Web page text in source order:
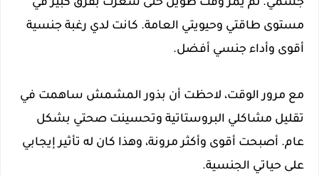
جسمي. لم يمر وقت طويل حتى شعرت بفرق كبير في
مستوى طاقتي وحيويتي العامة. كانت لدي رغبة جنسية
أقوى وأداء جنسي أفضل.
مع مرور الوقت، لاحظت أن بذور المشمش ساهمت في
تقليل مشاكلي البروستاتية وتحسينت صحتي بشكل
عام. أصبحت أقوى وأكثر مرونة، وهذا كان له تأثير إيجابي
على حياتي الجنسية.